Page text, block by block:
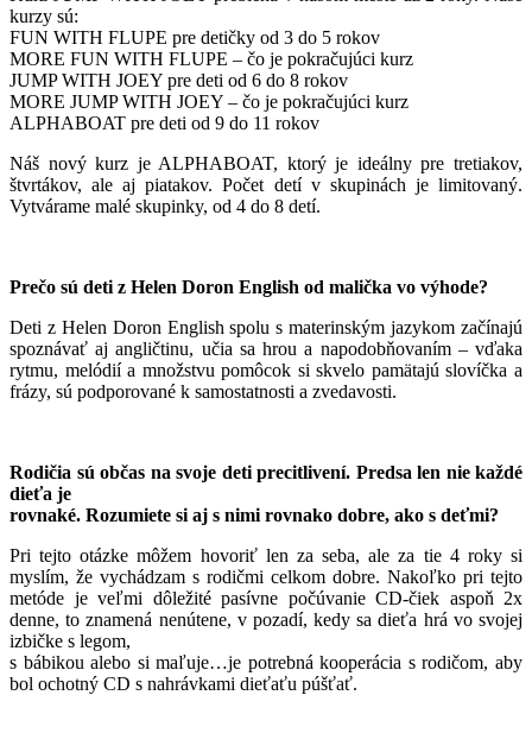
kurzy sú:
FUN WITH FLUPE pre detičky od 3 do 5 rokov
MORE FUN WITH FLUPE – čo je pokračujúci kurz
JUMP WITH JOEY pre deti od 6 do 8 rokov
MORE JUMP WITH JOEY – čo je pokračujúci kurz
ALPHABOAT pre deti od 9 do 11 rokov
Náš nový kurz je ALPHABOAT, ktorý je ideálny pre tretiakov,
štvrtákov, ale aj piatakov. Počet detí v skupinách je limitovaný.
Vytvárame malé skupinky, od 4 do 8 detí.
Prečo sú deti z Helen Doron English od malička vo výhode?
Deti z Helen Doron English spolu s materinským jazykom začínajú
spoznávať aj angličtinu, učia sa hrou a napodobňovaním – vďaka
rytmu, melódií a množstvu pomôcok si skvelo pamätajú slovíčka a
frázy, sú podporované k samostatnosti a zvedavosti.
Rodičia sú občas na svoje deti precitlivení. Predsa len nie každé
dieťa je
rovnaké. Rozumiete si aj s nimi rovnako dobre, ako s deťmi?
Pri tejto otázke môžem hovoriť len za seba, ale za tie 4 roky si
myslím, že vychádzam s rodičmi celkom dobre. Nakoľko pri tejto
metóde je veľmi dôležité pasívne počúvanie CD-čiek aspoň 2x
denne, to znamená nenútene, v pozadí, kedy sa dieťa hrá vo svojej
izbičke s legom,
s bábikou alebo si maľuje…je potrebná kooperácia s rodičom, aby
bol ochotný CD s nahrávkami dieťaťu púšťať.